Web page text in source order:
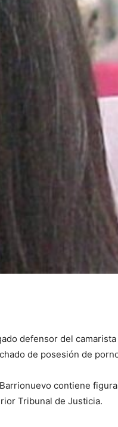
defensor del
de posesión de
contiene
Tribunal de Justicia.